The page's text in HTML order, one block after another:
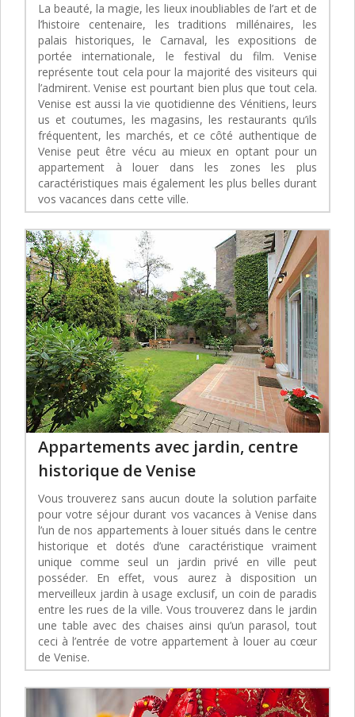
La beauté, la magie, les lieux inoubliables de l’art et de
l’histoire centenaire, les traditions millénaires, les
palais historiques, le Carnaval, les expositions de
portée internationale, le festival du film. Venise
représente tout cela pour la majorité des visiteurs qui
l’admirent. Venise est pourtant bien plus que tout cela.
Venise est aussi la vie quotidienne des Vénitiens, leurs
us et coutumes, les magasins, les restaurants qu’ils
fréquentent, les marchés, et ce côté authentique de
Venise peut être vécu au mieux en optant pour un
appartement à louer dans les zones les plus
caractéristiques mais également les plus belles durant
vos vacances dans cette ville.
Appartements avec jardin, centre
historique de Venise
Vous trouverez sans aucun doute la solution parfaite
pour votre séjour durant vos vacances à Venise dans
l’un de nos appartements à louer situés dans le centre
historique et dotés d’une caractéristique vraiment
unique comme seul un jardin privé en ville peut
posséder. En effet, vous aurez à disposition un
merveilleux jardin à usage exclusif, un coin de paradis
entre les rues de la ville. Vous trouverez dans le jardin
une table avec des chaises ainsi qu’un parasol, tout
ceci à l’entrée de votre appartement à louer au cœur
de Venise.